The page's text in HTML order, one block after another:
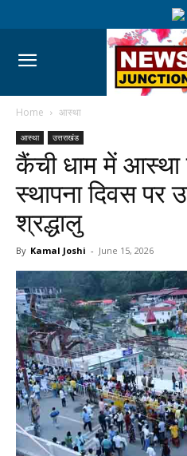
Home आस्था
आस्था उत्तराखंड
कैंची धाम में आस्था
स्थापना दिवस पर
श्रद्धालु
By Kamal Joshi - June 15, 2026